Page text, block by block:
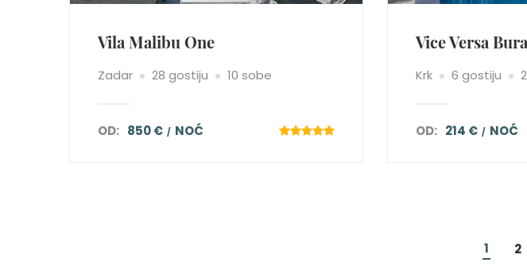
Vila Malibu One
Zadar 28 gostiju 10 sobe
OD: 850 € NOĆ
Vice Versa Bura
Krk 6 gostiju
OD: 214 € NOĆ
1 2